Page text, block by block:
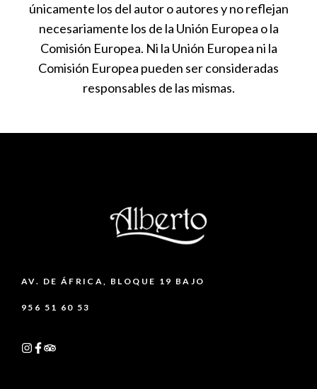
únicamente los del autor o autores y no reflejan
necesariamente los de la Unión Europea o la
Comisión Europea. Ni la Unión Europea ni la
Comisión Europea pueden ser consideradas
responsables de las mismas.
AV. DE ÁFRICA, BLOQUE 19 BAJO
956 51 60 53